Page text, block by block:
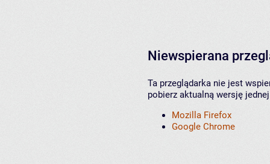
Niewspierana
Ta przeglądarka nie jest
pobierz aktualną wersję
Mozilla Firefox
Google Chrome